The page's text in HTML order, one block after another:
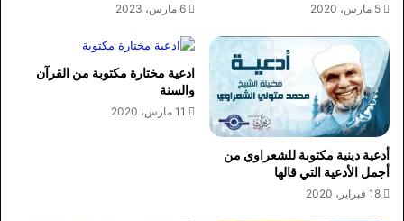
5 مارس، 2020 6 مارس، 2023
أدعية دينية مكتوبة للشعراوي من
أجمل الأدعية التي قالها
18 فبراير، 2020
ادعية مختارة مكتوبة من القرآن
والسنة
11 مارس، 2020